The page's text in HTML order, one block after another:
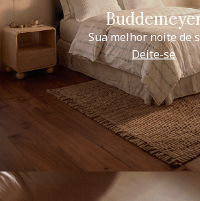
Sua melhor noite de
Deite-se